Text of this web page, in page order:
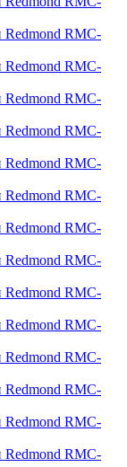
Redmond RMC-
Redmond RMC-
Redmond RMC-
Redmond RMC-
Redmond RMC-
Redmond RMC-
Redmond RMC-
Redmond RMC-
Redmond RMC-
Redmond RMC-
Redmond RMC-
Redmond RMC-
Redmond RMC-
Redmond RMC-